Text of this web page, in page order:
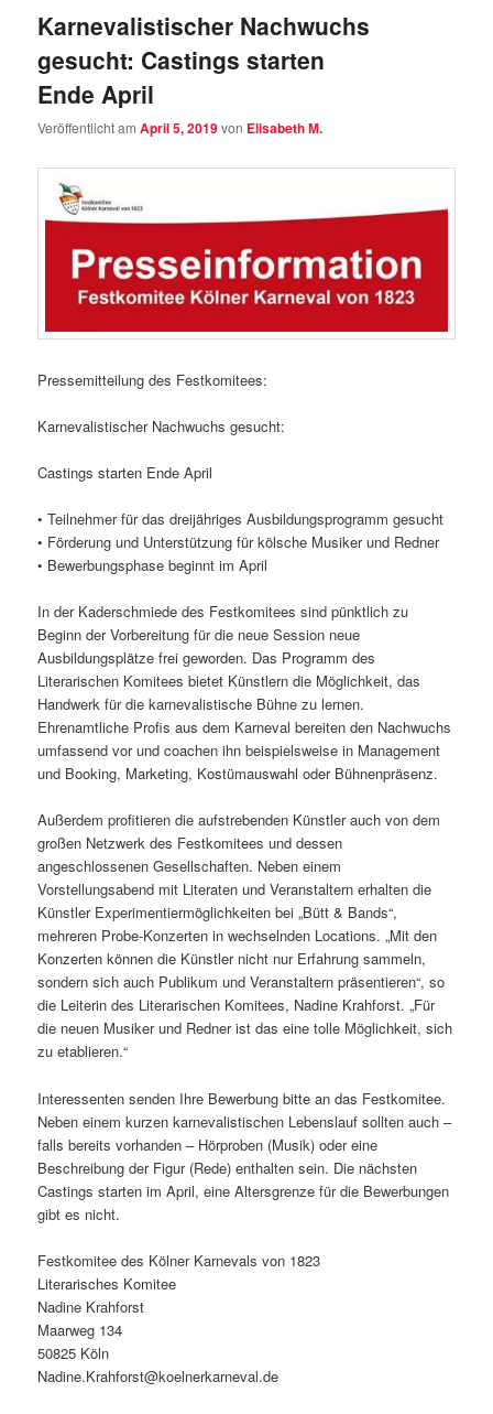
Karnevalistischer Nachwuchs
gesucht: Castings starten
Ende April
Veröffentlicht amApril 5, 2019von Elisabeth M.
Pressemitteilung des Festkomitees:
Karnevalistischer Nachwuchs gesucht:
Castings starten Ende April
• Teilnehmer für das dreijähriges Ausbildungsprogramm gesucht
• Förderung und Unterstützung für kölsche Musiker und Redner
• Bewerbungsphase beginnt im April
In der Kaderschmiede des Festkomitees sind pünktlich zu
Beginn der Vorbereitung für die neue Session neue
Ausbildungsplätze frei geworden. Das Programm des
Literarischen Komitees bietet Künstlern die Möglichkeit, das
Handwerk für die karnevalistische Bühne zu lernen.
Ehrenamtliche Profis aus dem Karneval bereiten den Nachwuchs
umfassend vor und coachen ihn beispielsweise in Management
und Booking, Marketing, Kostümauswahl oder Bühnenpräsenz.
Außerdem profitieren die aufstrebenden Künstler auch von dem
großen Netzwerk des Festkomitees und dessen
angeschlossenen Gesellschaften. Neben einem
Vorstellungsabend mit Literaten und Veranstaltern erhalten die
Künstler Experimentiermöglichkeiten bei „Bütt & Bands“,
mehreren Probe-Konzerten in wechselnden Locations. „Mit den
Konzerten können die Künstler nicht nur Erfahrung sammeln,
sondern sich auch Publikum und Veranstaltern präsentieren“, so
die Leiterin des Literarischen Komitees, Nadine Krahforst. „Für
die neuen Musiker und Redner ist das eine tolle Möglichkeit, sich
zu etablieren.“
Interessenten senden Ihre Bewerbung bitte an das Festkomitee.
Neben einem kurzen karnevalistischen Lebenslauf sollten auch –
falls bereits vorhanden – Hörproben (Musik) oder eine
Beschreibung der Figur (Rede) enthalten sein. Die nächsten
Castings starten im April, eine Altersgrenze für die Bewerbungen
gibt es nicht.
Festkomitee des Kölner Karnevals von 1823
Literarisches Komitee
Nadine Krahforst
Maarweg 134
50825 Köln
Nadine.Krahforst@koelnerkarneval.de